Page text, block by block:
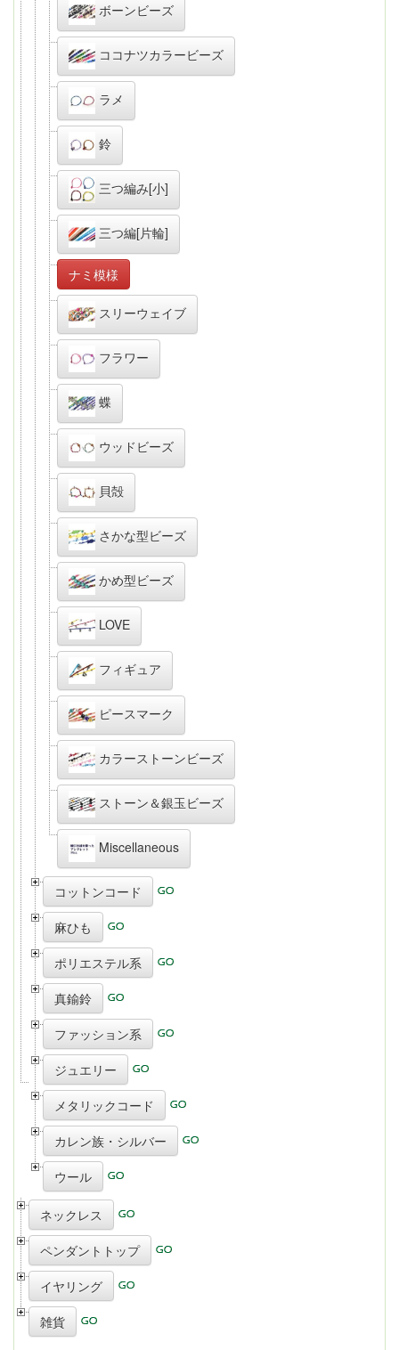
ボーンビーズ
ココナツカラービーズ
ラメ
鈴
三つ編み[小]
三つ編[片輪]
ナミ模様
スリーウェイブ
フラワー
蝶
ウッドビーズ
貝殻
さかな型ビーズ
かめ型ビーズ
LOVE
フィギュア
ピースマーク
カラーストーンビーズ
ストーン＆銀玉ビーズ
Miscellaneous
コットンコード
麻ひも
ポリエステル系
真鍮鈴
ファッション系
ジュエリー
メタリックコード
カレン族・シルバー
ウール
ネックレス
ペンダントトップ
イヤリング
雑貨